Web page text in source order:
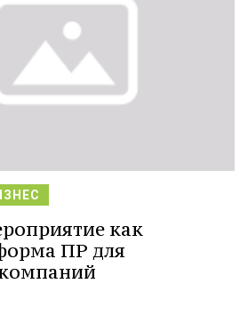
как
ПР для